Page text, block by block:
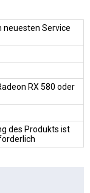
neuesten Service
RX 580 oder
des Produkts ist